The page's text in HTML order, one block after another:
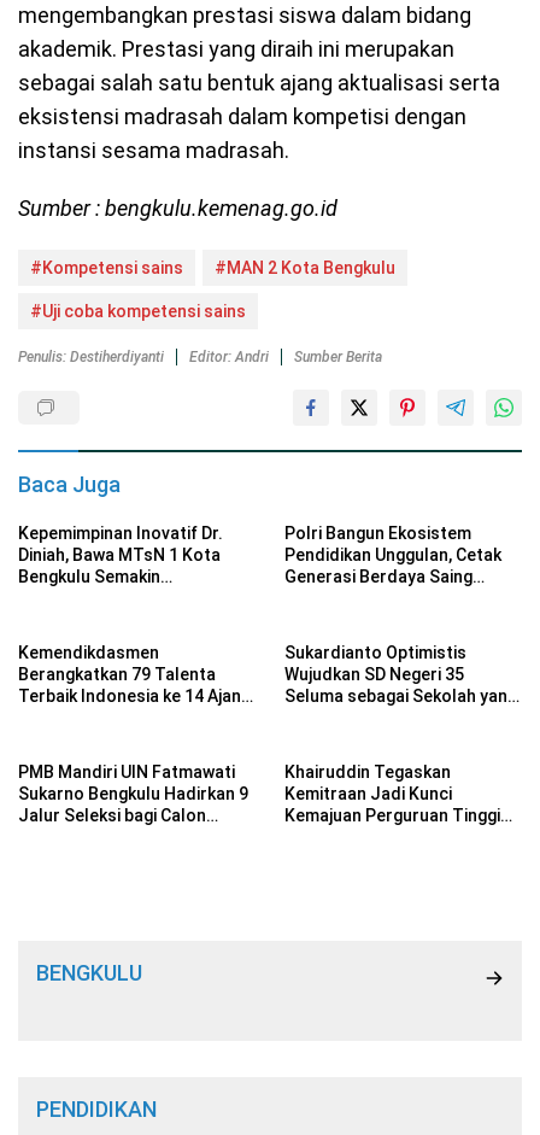
mengembangkan prestasi siswa dalam bidang
akademik. Prestasi yang diraih ini merupakan
sebagai salah satu bentuk ajang aktualisasi serta
eksistensi madrasah dalam kompetisi dengan
instansi sesama madrasah.
Sumber : bengkulu.kemenag.go.id
#Kompetensi sains #MAN 2 Kota Bengkulu
#Uji coba kompetensi sains
Penulis: Destiherdiyanti Editor: Andri Sumber Berita
Baca Juga
Kepemimpinan Inovatif Dr.
Diniah, Bawa MTsN 1 Kota
Bengkulu Semakin
Polri Bangun Ekosistem
Pendidikan Unggulan, Cetak
Generasi Berdaya Saing
Kemendikdasmen
Berangkatkan 79 Talenta
Terbaik Indonesia ke 14 Ajang
Sukardianto Optimistis
Wujudkan SD Negeri 35
Seluma sebagai Sekolah yang
PMB Mandiri UIN Fatmawati
Sukarno Bengkulu Hadirkan 9
Jalur Seleksi bagi Calon
Khairuddin Tegaskan
Kemitraan Jadi Kunci
Kemajuan Perguruan Tinggi
BENGKULU
PENDIDIKAN